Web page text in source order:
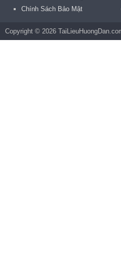
Chính Sách Bảo Mật
Copyright © 2026